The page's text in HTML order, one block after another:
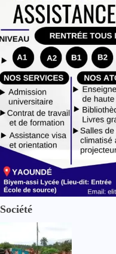
Société